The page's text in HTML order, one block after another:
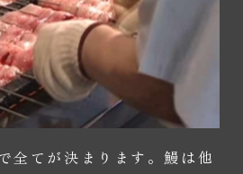
全てが決まります。鰻は他